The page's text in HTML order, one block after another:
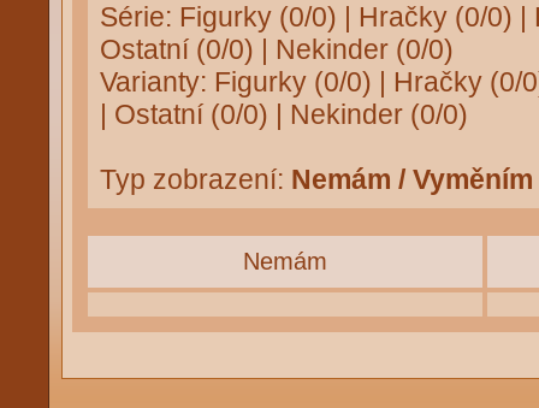
Série: Figurky (0/0) | Hračky (0/0) |
Ostatní (0/0) | Nekinder (0/0)
Varianty: Figurky (0/0) | Hračky (0/
| Ostatní (0/0) | Nekinder (0/0)
Typ zobrazení: Nemám / Vyměním
Nemám